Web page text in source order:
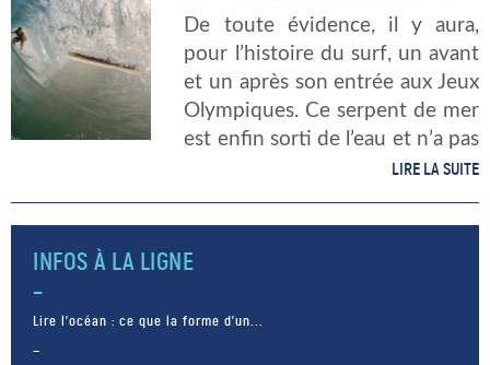
De toute évidence, il y aura,
pour l’histoire du surf, un avant
et un après son entrée aux Jeux
Olympiques. Ce serpent de mer
est enfin sorti de l’eau et n’a pas
fini de faire parler de lui. En
LIRE LA SUITE
INFOS À LA LIGNE
Lire l’océan : ce que la forme d’un...